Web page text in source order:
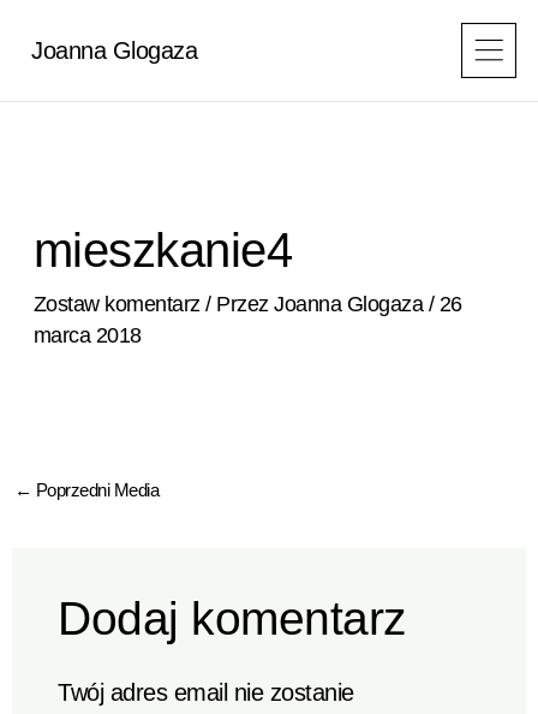
Joanna Glogaza
mieszkanie4
Zostaw komentarz / PrzezJoanna Glogaza / 26
marca 2018
← Poprzedni Media
Dodaj komentarz
Twój adres email nie zostanie